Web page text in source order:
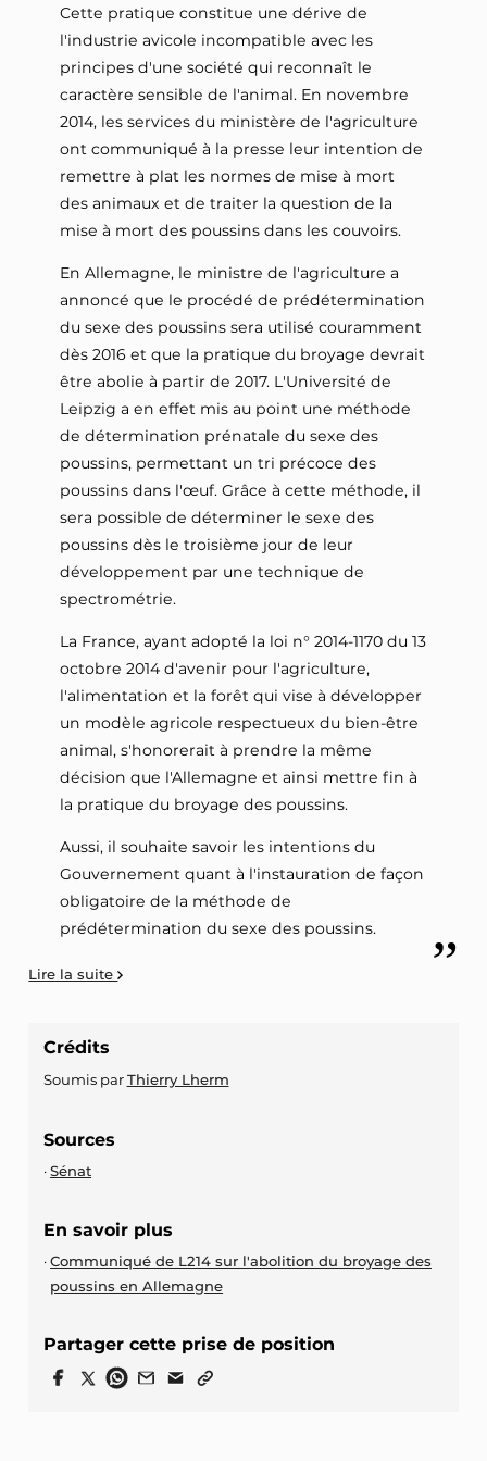
Cette pratique constitue une dérive de
l'industrie avicole incompatible avec les
principes d'une société qui reconnaît le
caractère sensible de l'animal. En novembre
2014, les services du ministère de l'agriculture
ont communiqué à la presse leur intention de
remettre à plat les normes de mise à mort
des animaux et de traiter la question de la
mise à mort des poussins dans les couvoirs.
En Allemagne, le ministre de l'agriculture a
annoncé que le procédé de prédétermination
du sexe des poussins sera utilisé couramment
dès 2016 et que la pratique du broyage devrait
être abolie à partir de 2017. L'Université de
Leipzig a en effet mis au point une méthode
de détermination prénatale du sexe des
poussins, permettant un tri précoce des
poussins dans l'œuf. Grâce à cette méthode, il
sera possible de déterminer le sexe des
poussins dès le troisième jour de leur
développement par une technique de
spectrométrie.
La France, ayant adopté la loi n° 2014-1170 du 13
octobre 2014 d'avenir pour l'agriculture,
l'alimentation et la forêt qui vise à développer
un modèle agricole respectueux du bien-être
animal, s'honorerait à prendre la même
décision que l'Allemagne et ainsi mettre fin à
la pratique du broyage des poussins.
Aussi, il souhaite savoir les intentions du
Gouvernement quant à l'instauration de façon
obligatoire de la méthode de
prédétermination du sexe des poussins.
Lire la suite
Crédits
Soumis parThierry Lherm
Sources
Sénat
En savoir plus
Communiqué de L214 sur l'abolition du broyage des
poussins en Allemagne
Partager cette prise de position